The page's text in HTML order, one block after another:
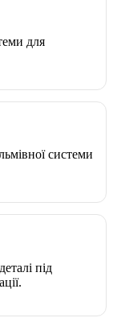
для
системи
під